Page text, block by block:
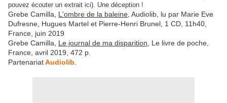
pouvez écouter un extrait ici). Une déception !
Grebe Camilla, L'ombre de la baleine , Audiolib, lu par Marie Eve
Dufresne, Hugues Martel et Pierre-Henri Brunel, 1 CD, 11h40,
France, juin 2019
Grebe Camilla, Le journal de ma disparition , Le livre de poche,
France, avril 2019, 472 p.
PartenariatAudiolib